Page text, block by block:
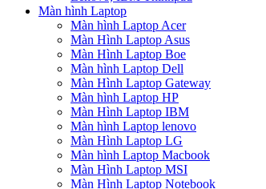
Màn hình Laptop
Màn hình Laptop Acer
Màn Hình Laptop Asus
Màn Hình Laptop Boe
Màn hình Laptop Dell
Màn Hình Laptop Gateway
Màn hình Laptop HP
Màn Hình Laptop IBM
Màn hình Laptop lenovo
Màn Hình Laptop LG
Màn hình Laptop Macbook
Màn Hình Laptop MSI
Màn Hình Laptop Notebook